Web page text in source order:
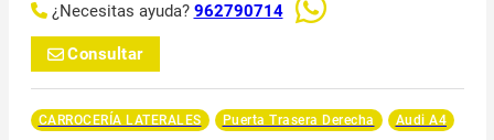
¿Necesitas ayuda? 962790714
Consultar
CARROCERÍA LATERALES Puerta Trasera Derecha Audi A4